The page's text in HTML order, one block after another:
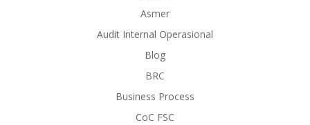
Asmer
Audit Internal Operasional
Blog
BRC
Business Process
CoC FSC